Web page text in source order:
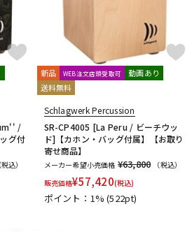
/
グ付
（税込）
新品 WEB注文店頭受取可
動画あり
送料無料
Schlagwerk Percussion
SR-CP4005 [La Peru / ビーチウッ
ド]【カホン・バッグ付属】【お取り
寄せ商品】
メーカー希望小売価格 ¥63,800
（税込）
販売価格¥57,420(税込)
ポイント：1%(522pt)